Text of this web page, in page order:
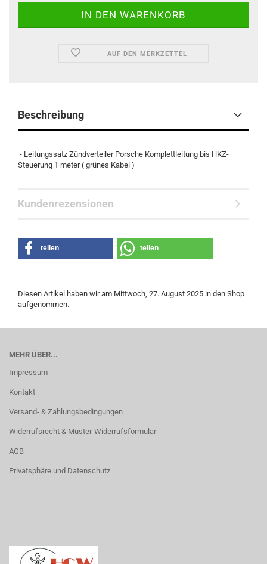
AUF DEN MERKZETTEL
Beschreibung
- Leitungssatz Zündverteiler Porsche Komplettleitung bis HKZ-
Steuerung 1 meter ( grünes Kabel )
Kundenrezensionen
teilen teilen
Diesen Artikel haben wir am Mittwoch, 27. August 2025 in den Shop
aufgenommen.
MEHR ÜBER...
Impressum
Kontakt
Versand- & Zahlungsbedingungen
Widerrufsrecht & Muster-Widerrufsformular
AGB
Privatsphäre und Datenschutz